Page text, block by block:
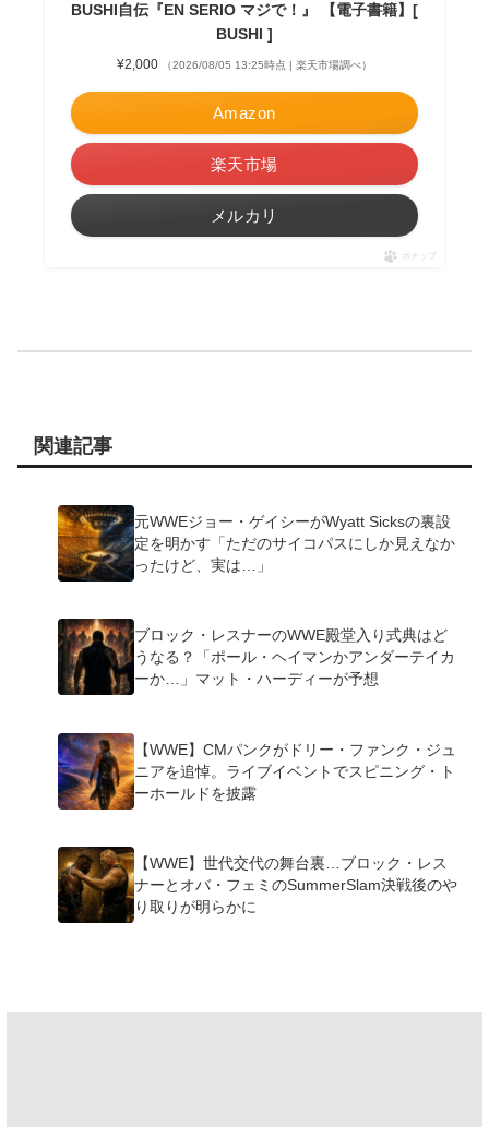
BUSHI自伝『EN SERIO マジで！』 【電子書籍】[
BUSHI ]
¥2,000 （2026/08/05 13:25時点 | 楽天市場調べ）
Amazon
楽天市場
メルカリ
ポチップ
関連記事
元WWEジョー・ゲイシーがWyatt Sicksの裏設
定を明かす「ただのサイコパスにしか見えなか
ったけど、実は…」
ブロック・レスナーのWWE殿堂入り式典はど
うなる？「ポール・ヘイマンかアンダーテイカ
ーか…」マット・ハーディーが予想
【WWE】CMパンクがドリー・ファンク・ジュ
ニアを追悼。ライブイベントでスピニング・ト
ーホールドを披露
【WWE】世代交代の舞台裏…ブロック・レス
ナーとオバ・フェミのSummerSlam決戦後のや
り取りが明らかに